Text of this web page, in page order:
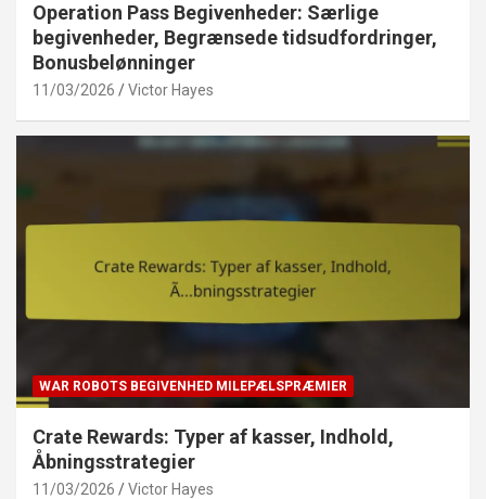
Operation Pass Begivenheder: Særlige
begivenheder, Begrænsede tidsudfordringer,
Bonusbelønninger
11/03/2026 Victor Hayes
WAR ROBOTS BEGIVENHED MILEPÆLSPRÆMIER
Crate Rewards: Typer af kasser, Indhold,
Åbningsstrategier
11/03/2026 Victor Hayes